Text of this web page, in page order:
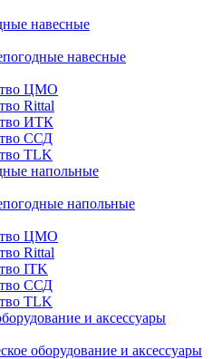
навесные
навесные
ЦМО
Rittal
ИТК
ССД
TLK
напольные
напольные
ЦМО
Rittal
ITK
ССД
TLK
и аксессуары
оборудование и аксессуары